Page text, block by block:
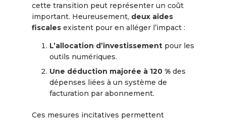
cette transition peut représenter un coût
important. Heureusement, deux aides
fiscales existent pour en alléger l’impact :
L’allocation d’investissement pour les
outils numériques.
Une déduction majorée à 120 % des
dépenses liées à un système de
facturation par abonnement.
Ces mesures incitatives permettent